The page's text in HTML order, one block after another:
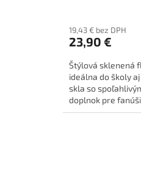
19,43 € bez DPH
23,90 €
Štýlová sklenená
ideálna do školy
skla so
doplnok pre